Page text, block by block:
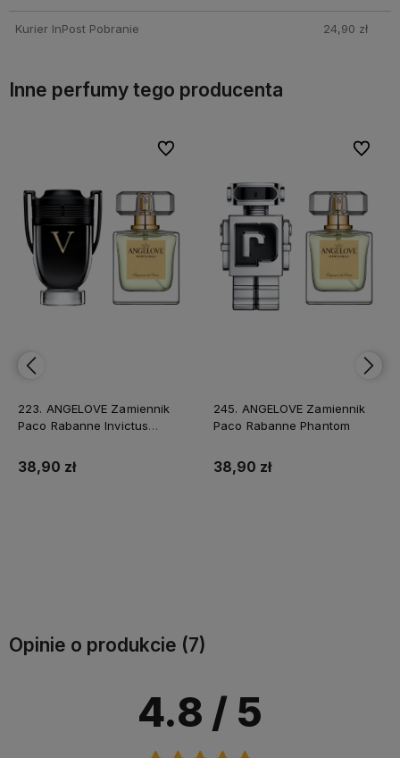
Kurier InPost Pobranie 24,90 zł
Inne perfumy tego producenta
223. ANGELOVE Zamiennik
Paco Rabanne Invictus
38,90 zł
Do ulubionych
Do ulubionych
245. ANGELOVE Zamiennik
Paco Rabanne Phantom
38,90 zł
Do
Do
Opinie o produkcie (7)
4.8 / 5